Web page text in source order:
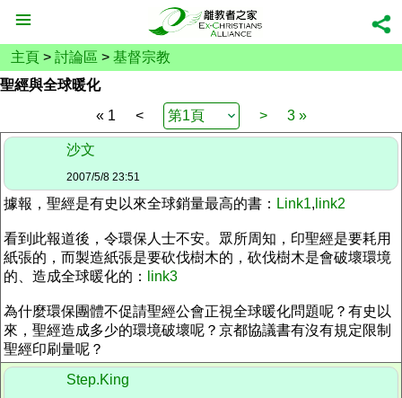
主頁 > 討論區 > 基督宗教
聖經與全球暖化
« 1
< > 3 »
沙文
2007/5/8 23:51
據報，聖經是有史以來全球銷量最高的書： Link1, link2
看到此報道後，令環保人士不安。眾所周知，印聖經是要耗用
紙張的，而製造紙張是要砍伐樹木的，砍伐樹木是會破壞環境
的、造成全球暖化的：
link3
為什麼環保團體不促請聖經公會正視全球暖化問題呢？有史以
來，聖經造成多少的環境破壞呢？京都協議書有沒有規定限制
聖經印刷量呢？
Step.King